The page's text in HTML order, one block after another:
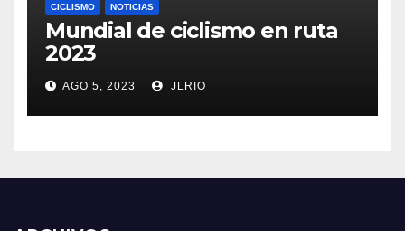
CICLISMO NOTICIAS
Mundial de ciclismo en ruta
2023
AGO 5, 2023 JLRIO